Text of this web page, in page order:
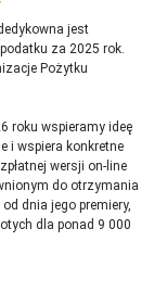
jest
za 2025 rok.
Pożytku
roku wspieramy ideę
i wspiera konkretne
wersji on-line
do otrzymania
dnia jego premiery,
dla ponad 9 000